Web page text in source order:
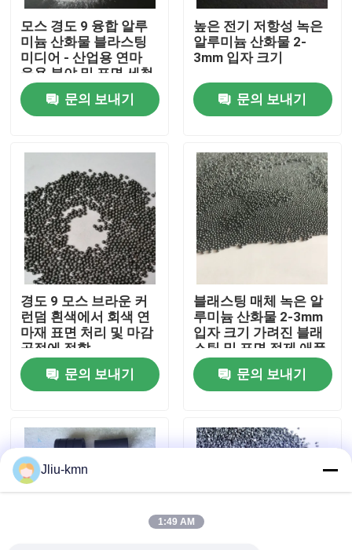
우리 에 관한 것
공장 투어
품질 관리
저희와 연락
뉴스
사건
VR
모스 경도 9 융합 알루
미늄 산화물 블라스팅
미디어 - 산업용 연마
응용 분야 및 표면 세척
용으로 설계
문의 보내기
높은 전기 저항성 녹은
알루미늄 산화물 2-
3mm 입자 크기
문의 보내기
경도 9 모스 브라운 커
런덤 흰색에서 회색 연
마재 표면 처리 및 마감
공정에 적합
문의 보내기
블래스팅 매체 녹은 알
루미늄 산화물 2-3mm
입자 크기 가려진 블래
스팅 및 표면 정제 애플
리케이션에 이상적입니
다
문의 보내기
Jliu-kmn
1:49 AM